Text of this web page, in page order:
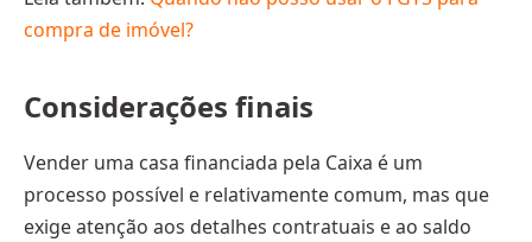
compra de imóvel?
Considerações finais
Vender uma casa financiada pela Caixa é um
processo possível e relativamente comum, mas que
exige atenção aos detalhes contratuais e ao saldo